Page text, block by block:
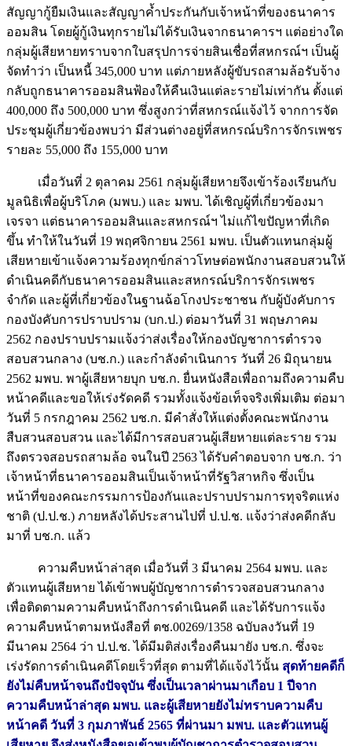
สัญญากู้ยืมเงินและสัญญาค้ำประกันกับเจ้าหน้าที่ของธนาคาร
ออมสิน โดยผู้กู้เงินทุกรายไม่ได้รับเงินจากธนาคารฯ แต่อย่างใด
กลุ่มผู้เสียหายทราบจากใบสรุปการจ่ายสินเชื่อที่สหกรณ์ฯ เป็นผู้
จัดทำว่า เป็นหนี้ 345,000 บาท แต่ภายหลังผู้ขับรถสามล้อรับจ้าง
กลับถูกธนาคารออมสินฟ้องให้คืนเงินแต่ละรายไม่เท่ากัน ตั้งแต่
400,000 ถึง 500,000 บาท ซึ่งสูงกว่าที่สหกรณ์แจ้งไว้ จากการจัด
ประชุมผู้เกี่ยวข้องพบว่า มีส่วนต่างอยู่ที่สหกรณ์บริการจักรเพชร
รายละ 55,000 ถึง 155,000 บาท
เมื่อวันที่ 2 ตุลาคม 2561 กลุ่มผู้เสียหายจึงเข้าร้องเรียนกับ
มูลนิธิเพื่อผู้บริโภค (มพบ.) และ มพบ. ได้เชิญผู้ที่เกี่ยวข้องมา
เจรจา แต่ธนาคารออมสินและสหกรณ์ฯ ไม่แก้ไขปัญหาที่เกิด
ขึ้น ทำให้ในวันที่ 19 พฤศจิกายน 2561 มพบ. เป็นตัวแทนกลุ่มผู้
เสียหายเข้าแจ้งความร้องทุกข์กล่าวโทษต่อพนักงานสอบสวนให้
ดำเนินคดีกับธนาคารออมสินและสหกรณ์บริการจักรเพชร
จำกัด และผู้ที่เกี่ยวข้องในฐานฉ้อโกงประชาชน กับผู้บังคับการ
กองบังคับการปราบปราม (บก.ป.) ต่อมาวันที่ 31 พฤษภาคม
2562 กองปราบปรามแจ้งว่าส่งเรื่องให้กองบัญชาการตำรวจ
สอบสวนกลาง (บช.ก.) และกำลังดำเนินการ วันที่ 26 มิถุนายน
2562 มพบ. พาผู้เสียหายบุก บช.ก. ยื่นหนังสือเพื่อถามถึงความคืบ
หน้าคดีและขอให้เร่งรัดคดี รวมทั้งแจ้งข้อเท็จจริงเพิ่มเติม ต่อมา
วันที่ 5 กรกฎาคม 2562 บช.ก. มีคำสั่งให้แต่งตั้งคณะพนักงาน
สืบสวนสอบสวน และได้มีการสอบสวนผู้เสียหายแต่ละราย รวม
ถึงตรวจสอบรถสามล้อ จนในปี 2563 ได้รับคำตอบจาก บช.ก. ว่า
เจ้าหน้าที่ธนาคารออมสินเป็นเจ้าหน้าที่รัฐวิสาหกิจ ซึ่งเป็น
หน้าที่ของคณะกรรมการป้องกันและปราบปรามการทุจริตแห่ง
ชาติ (ป.ป.ช.) ภายหลังได้ประสานไปที่ ป.ป.ช. แจ้งว่าส่งคดีกลับ
มาที่ บช.ก. แล้ว
ความคืบหน้าล่าสุด เมื่อวันที่ 3 มีนาคม 2564 มพบ. และ
ตัวแทนผู้เสียหาย ได้เข้าพบผู้บัญชาการตำรวจสอบสวนกลาง
เพื่อติดตามความคืบหน้าถึงการดำเนินคดี และได้รับการแจ้ง
ความคืบหน้าตามหนังสือที่ ตช.00269/1358 ฉบับลงวันที่ 19
มีนาคม 2564 ว่า ป.ป.ช. ได้มีมติส่งเรื่องคืนมายัง บช.ก. ซึ่งจะ
เร่งรัดการดำเนินคดีโดยเร็วที่สุด ตามที่ได้แจ้งไว้นั้น สุดท้ายคดีก็
ยังไม่คืบหน้าจนถึงปัจจุบัน ซึ่งเป็นเวลาผ่านมาเกือบ 1 ปีจาก
ความคืบหน้าล่าสุด มพบ. และผู้เสียหายยังไม่ทราบความคืบ
หน้าคดี วันที่ 3 กุมภาพันธ์ 2565 ที่ผ่านมา มพบ. และตัวแทนผู้